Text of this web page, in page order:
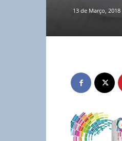
13 de Março, 2018